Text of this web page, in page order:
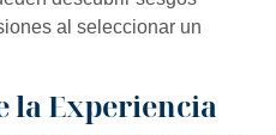
al seleccionar un
la Experiencia